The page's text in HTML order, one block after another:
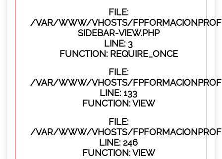
FILE:
/VAR/WWW/VHOSTS/
SIDEBAR-VIEW.PHP
LINE: 3
FUNCTION: REQUIRE_ONCE
FILE:
/VAR/WWW/VHOSTS/
LINE: 133
FUNCTION: VIEW
FILE:
/VAR/WWW/VHOSTS/
LINE: 246
FUNCTION: VIEW